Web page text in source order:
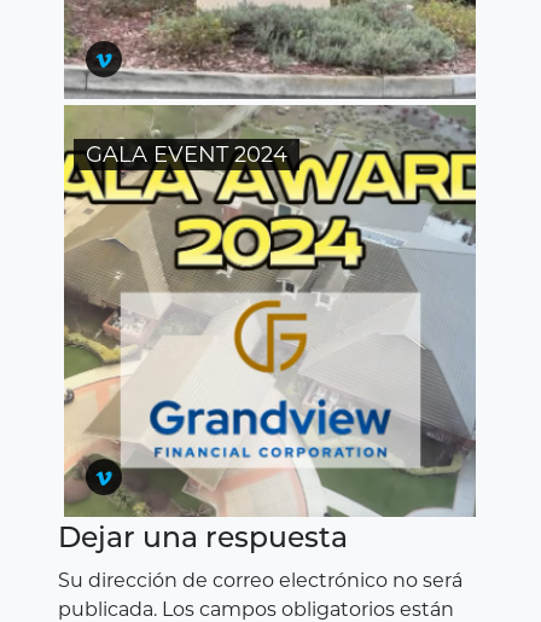
GALA EVENT 2024
Dejar una respuesta
Su dirección de correo electrónico no será
publicada. Los campos obligatorios están